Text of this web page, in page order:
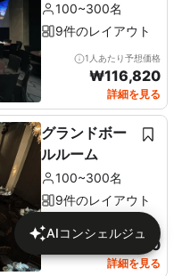
100~300名
9件のレイアウト
1人あたり予想価格
₩116,820
詳細を見る
グランドボー
ルルーム
100~300名
9件のレイアウト
1人あたり予想価格
112,890
詳細を見る
AIコンシェルジュ